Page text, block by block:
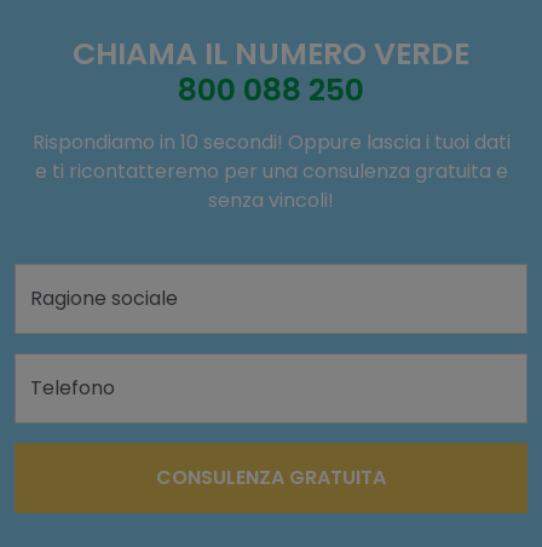
CHIAMA IL NUMERO VERDE
800 088 250
Rispondiamo in 10 secondi! Oppure lascia i tuoi dati
e ti ricontatteremo per una consulenza gratuita e
senza vincoli!
Ragione sociale
Telefono
CONSULENZA GRATUITA